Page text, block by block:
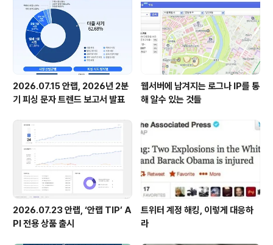
2026.07.15 안랩, 2026년 2분
기 피싱 문자 트렌드 보고서 발표
웹서버에 남겨지는 로그나 IP를 통
해 알수 있는 것들
2026.07.23 안랩, ‘안랩 TIP’ A
PI 전용 상품 출시
트위터 계정 해킹, 이렇게 대응하
라